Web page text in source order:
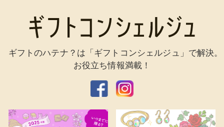
ギフトのハテナ？は「ギフトコンシェルジュ」で解決。
お役立ち情報満載！